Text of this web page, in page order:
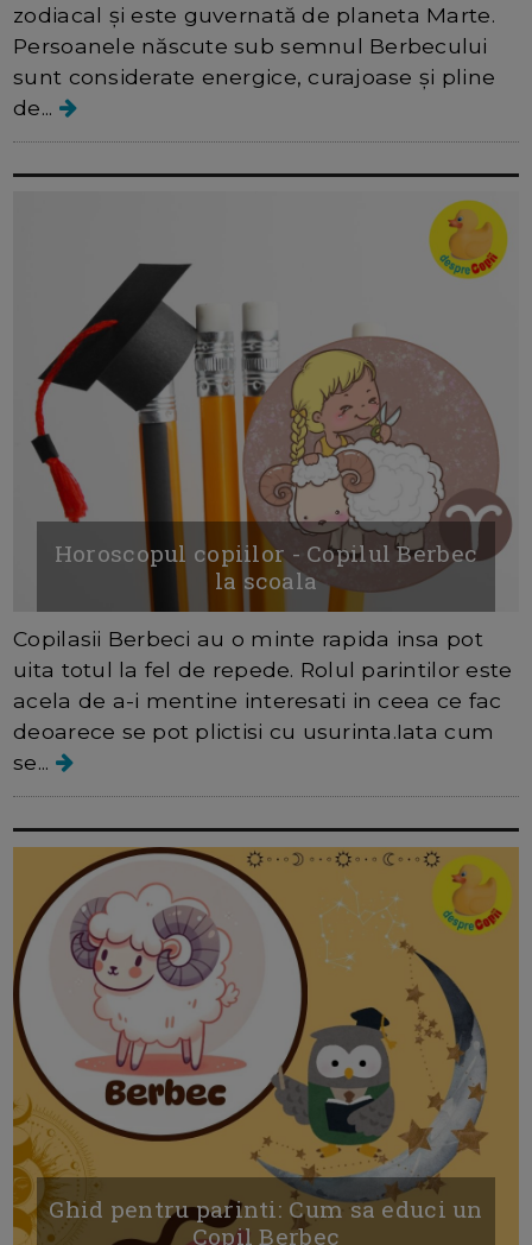
zodiacal și este guvernată de planeta Marte.
Persoanele născute sub semnul Berbecului
sunt considerate energice, curajoase și pline
de...
Horoscopul copiilor - Copilul Berbec
la scoala
Copilasii Berbeci au o minte rapida insa pot
uita totul la fel de repede. Rolul parintilor este
acela de a-i mentine interesati in ceea ce fac
deoarece se pot plictisi cu usurinta.Iata cum
se...
Ghid pentru parinti: Cum sa educi un
Copil Berbec